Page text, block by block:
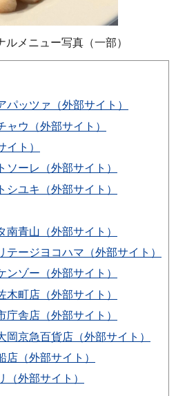
メニュー写真（一部）
ッツァ（外部サイト）
ウ（外部サイト）
イト）
ーレ（外部サイト）
ユキ（外部サイト）
青山（外部サイト）
ージヨコハマ（外部サイト）
ゾー（外部サイト）
町店（外部サイト）
舎店（外部サイト）
京急百貨店（外部サイト）
（外部サイト）
外部サイト）